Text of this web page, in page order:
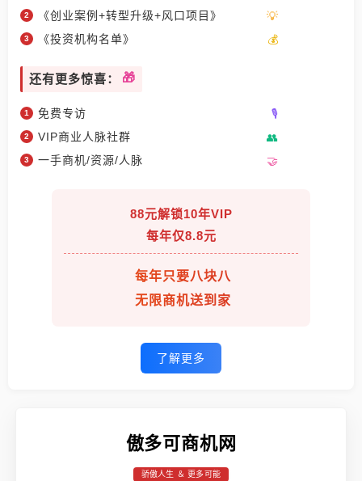
《创业案例+转型升级+风口项目》
《投资机构名单》
还有更多惊喜：
免费专访
VIP商业人脉社群
一手商机/资源/人脉
88元解锁10年VIP
每年仅8.8元
每年只要八块八
无限商机送到家
了解更多
傲多可商机网
骄傲人生 ＆ 更多可能